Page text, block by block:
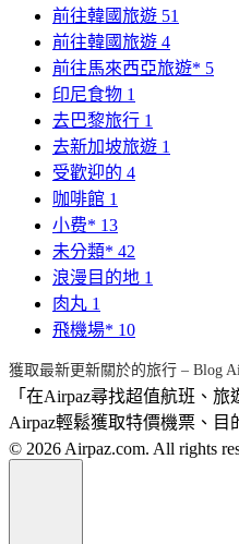
前往韓國旅遊 51
前往韓國旅遊 4
前往馬來西亞旅遊* 5
印尼食物 1
去巴黎旅行 1
去新加坡旅遊 1
受歡迎的 4
咖啡館 1
小费* 13
未分類* 42
浪漫目的地 1
肉丸 1
飛機場* 10
獲取最新更新關於的旅行 – Blog
「在Airpaz尋找超值航班、
Airpaz輕鬆獲取特價機票、
© 2026 Airpaz.com. All rights